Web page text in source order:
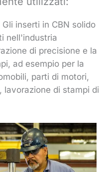
Gli inserti in CBN solido
nell'industria
di precisione e la
ad esempio per la
parti di motori,
lavorazione di stampi di